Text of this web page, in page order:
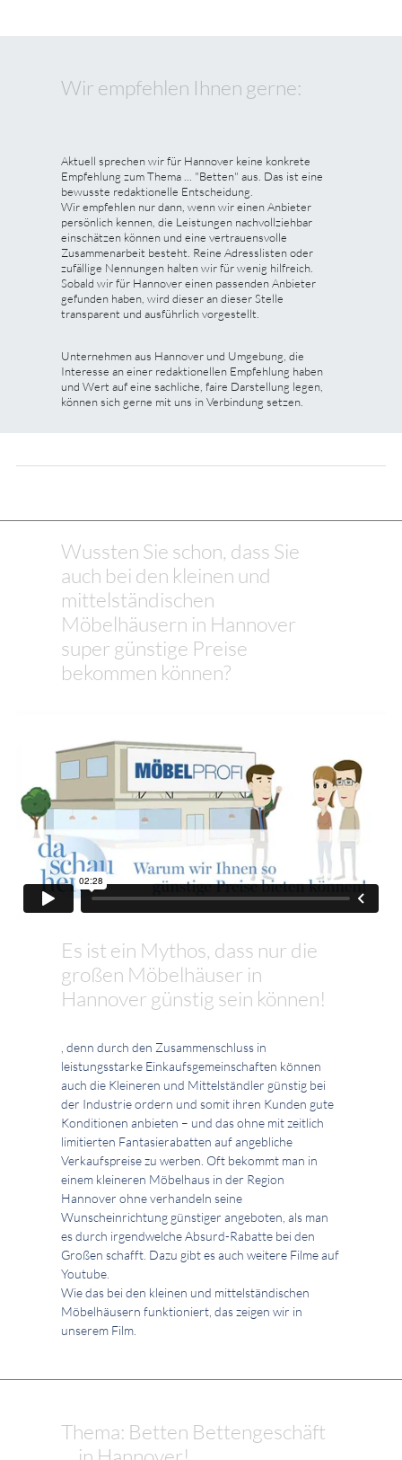
Wir empfehlen Ihnen gerne:
Aktuell sprechen wir für Hannover keine konkrete
Empfehlung zum Thema ... "Betten" aus. Das ist eine
bewusste redaktionelle Entscheidung.
Wir empfehlen nur dann, wenn wir einen Anbieter
persönlich kennen, die Leistungen nachvollziehbar
einschätzen können und eine vertrauensvolle
Zusammenarbeit besteht. Reine Adresslisten oder
zufällige Nennungen halten wir für wenig hilfreich.
Sobald wir für Hannover einen passenden Anbieter
gefunden haben, wird dieser an dieser Stelle
transparent und ausführlich vorgestellt.
Unternehmen aus Hannover und Umgebung, die
Interesse an einer redaktionellen Empfehlung haben
und Wert auf eine sachliche, faire Darstellung legen,
können sich gerne mit uns in Verbindung setzen.
Wussten Sie schon, dass Sie
auch bei den kleinen und
mittelständischen
Möbelhäusern in Hannover
super günstige Preise
bekommen können?
Es ist ein Mythos, dass nur die
großen Möbelhäuser in
Hannover günstig sein können!
, denn durch den Zusammenschluss in
leistungsstarke Einkaufsgemeinschaften können
auch die Kleineren und Mittelständler günstig bei
der Industrie ordern und somit ihren Kunden gute
Konditionen anbieten – und das ohne mit zeitlich
limitierten Fantasierabatten auf angebliche
Verkaufspreise zu werben. Oft bekommt man in
einem kleineren Möbelhaus in der Region
Hannover ohne verhandeln seine
Wunscheinrichtung günstiger angeboten, als man
es durch irgendwelche Absurd-Rabatte bei den
Großen schafft. Dazu gibt es auch weitere Filme auf
Youtube.
Wie das bei den kleinen und mittelständischen
Möbelhäusern funktioniert, das zeigen wir in
unserem Film.
Thema: Betten Bettengeschäft